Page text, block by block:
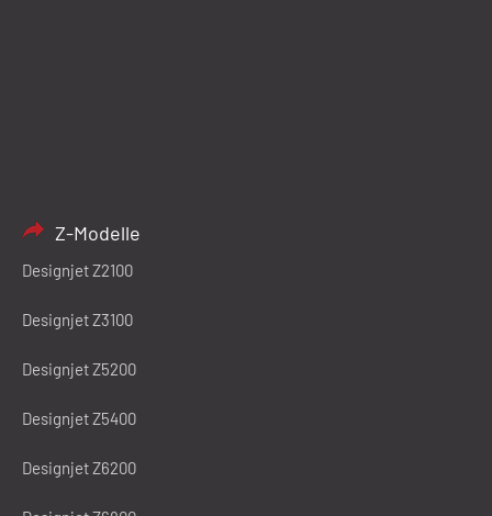
Z-Modelle
Designjet Z2100
Designjet Z3100
Designjet Z5200
Designjet Z5400
Designjet Z6200